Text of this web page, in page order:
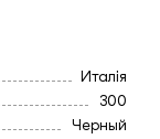
Италія
300
Черный